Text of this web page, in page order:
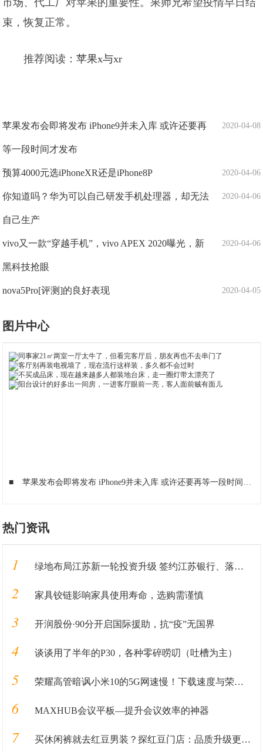
市场、代工厂对苹果的重要性。果师兄希望疫情早日结
束，恢复正常。
推荐阅读：苹果x与xr
2020-04-08
苹果发布会即将发布 iPhone9并未入库 或许还要再
等一段时间才发布
2020-04-06
预算4000元选iPhoneXR还是iPhone8P
2020-04-06
你知道吗？华为可以自己研发手机处理器，却无法
自己生产
2020-04-06
vivo又一款“穿越手机”，vivo APEX 2020曝光，新
黑科技抢眼
2020-04-05
nova5Pro[评测]的良好表现
图片中心
■ 苹果发布会即将发布 iPhone9并未入库 或许还要再等一段时间才发布
热门资讯
1 绿地布局江苏新一轮投资升级 签约江苏银行、落地重大产业
2 家具铰链影响家具使用寿命，选购需谨慎
3 开润股份·90分开启国际援助，抗“疫”无国界
4 谈谈用了半年的P30，各种零碎唠叨（吐槽为主）
5 荣耀高管暗讽小米10的5G网速慢！下载速度与荣耀V30相差4.2倍？
6 MAXHUB会议平板—提升会议效率的神器
7 买休闲裤就去红豆男装？探红豆门店：品质升级更有型